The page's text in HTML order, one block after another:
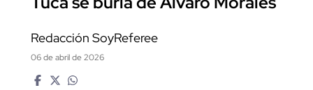
Redacción SoyReferee
06 de abril de 2026